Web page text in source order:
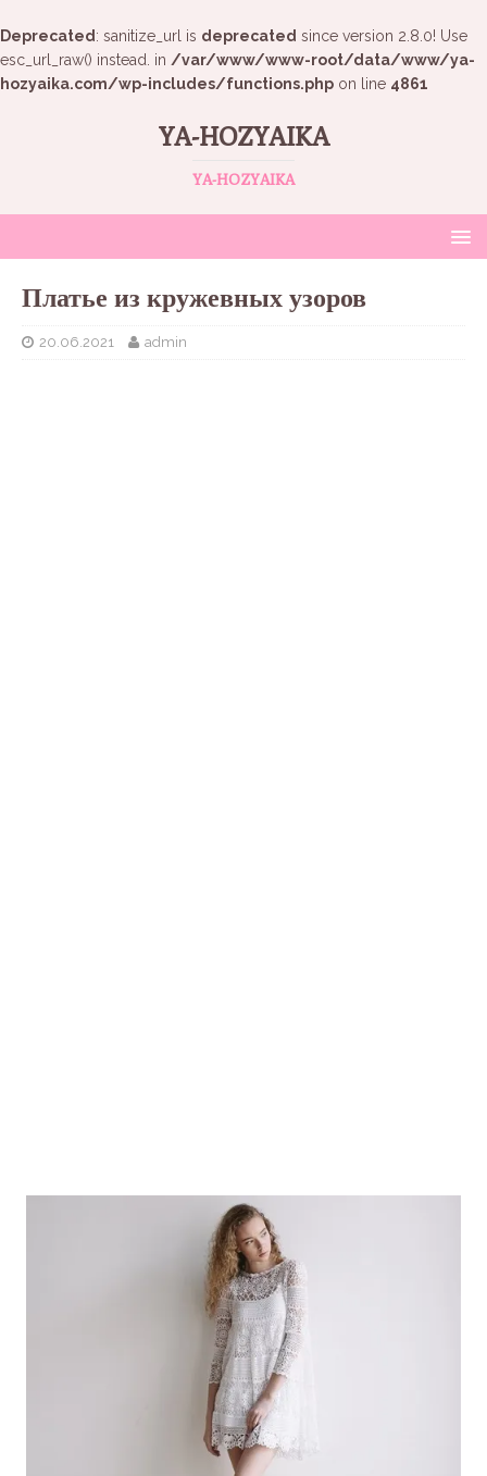
Deprecated : sanitize_url is deprecated since version 2.8.0! Use
esc_url_raw() instead. in /var/www/www-root/data/www/ya-
hozyaika.com/wp-includes/functions.php on line 4861
YA-HOZYAIKA
YA-HOZYAIKA
Платье из кружевных узоров
20.06.2021 admin